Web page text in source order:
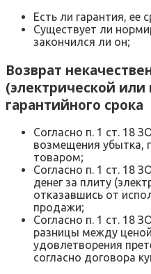
Есть ли гарантия, ее
Существует ли
закончился ли он;
Возврат
(электрической или
гарантийного срока
Согласно п. 1 ст. 18
возмещения убытка,
товаром;
Согласно п. 1 ст. 18
денег за плиту
отказавшись от
продажи;
Согласно п. 1 ст. 18
разницы между
удовлетворения
согласно договора